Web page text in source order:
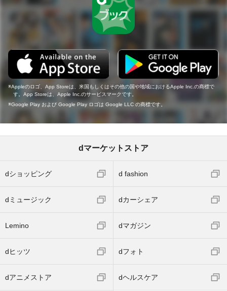
Appleのロゴ、App Storeは、米国もしくはその他の国や地域におけるApple Inc.の商標で
す。App Storeは、Apple Inc.のサービスマークです。
Google Play および Google Play ロゴは Google LLC の商標です。
dマーケットストア
dショッピング d fashion
dミュージック dカーシェア
Lemino dマガジン
dヒッツ dフォト
dアニメストア dヘルスケア